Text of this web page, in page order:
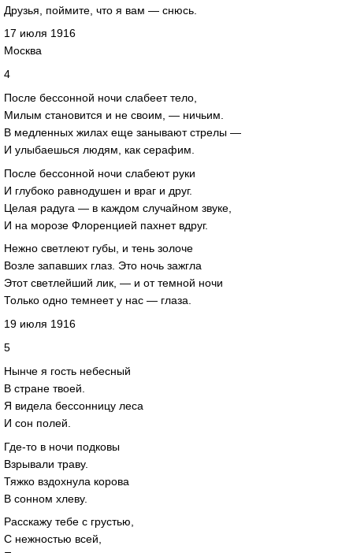
Друзья, поймите, что я вам — снюсь.
17 июля 1916
Москва
4
После бессонной ночи слабеет тело,
Милым становится и не своим, — ничьим.
В медленных жилах еще занывают стрелы —
И улыбаешься людям, как серафим.
После бессонной ночи слабеют руки
И глубоко равнодушен и враг и друг.
Целая радуга — в каждом случайном звуке,
И на морозе Флоренцией пахнет вдруг.
Нежно светлеют губы, и тень золоче
Возле запавших глаз. Это ночь зажгла
Этот светлейший лик, — и от темной ночи
Только одно темнеет у нас — глаза.
19 июля 1916
5
Нынче я гость небесный
В стране твоей.
Я видела бессонницу леса
И сон полей.
Где-то в ночи подковы
Взрывали траву.
Тяжко вздохнула корова
В сонном хлеву.
Расскажу тебе с грустью,
С нежностью всей,